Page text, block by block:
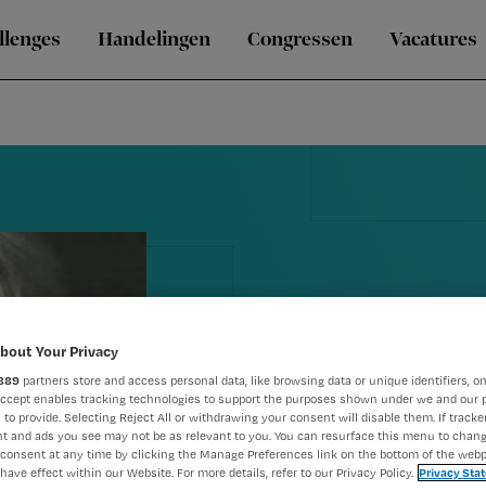
Handelingen Congressen Vacatures
verouderen
Your Privacy
partners store and access personal data, like browsing data or unique identifiers,
enables tracking technologies to support the purposes shown under we and our
to provide. Selecting Reject All or withdrawing your consent will disable them. If
and ads you see may not be as relevant to you. You can resurface this menu to
at any time by clicking the Manage Preferences link on the bottom of the
effect within our Website. For more details, refer to our Privacy Policy. Privacy